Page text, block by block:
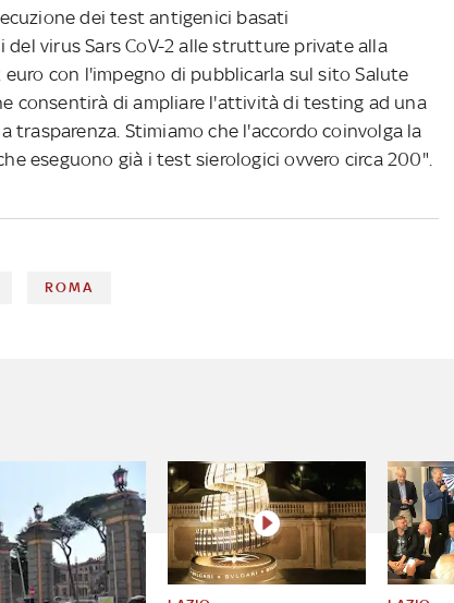
dei test antigenici basati
virus Sars CoV-2 alle strutture private alla
con l'impegno di pubblicarla sul sito Salute
consentirà di ampliare l'attività di testing ad una
trasparenza. Stimiamo che l'accordo coinvolga la
eseguono già i test sierologici ovvero circa 200".
ROMA